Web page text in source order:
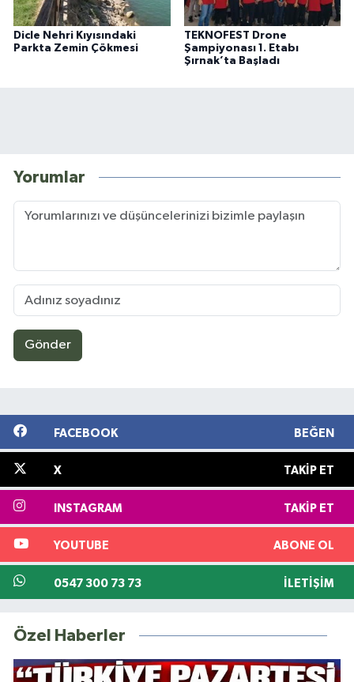
Dicle Nehri Kıyısındaki
Parkta Zemin Çökmesi
TEKNOFEST Drone
Şampiyonası 1. Etabı
Şırnak’ta Başladı
Yorumlar
Gönder
FACEBOOK BEĞEN
X TAKIP ET
INSTAGRAM TAKIP ET
YOUTUBE ABONE OL
0547 300 73 73 İLETIŞIM
Özel Haberler